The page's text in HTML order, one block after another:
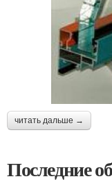
читать дальше →
Последние